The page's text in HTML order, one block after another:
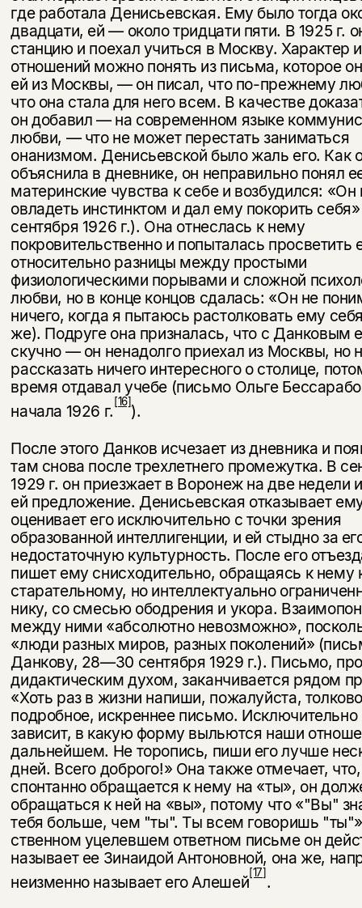
где работала Денисьевская. Ему было тогда
двадцати, ей — около тридцати пяти. В 1925 г.
станцию и по­ехал учиться в Москву. Характер
отношений можно понять из письма, которое
ей из Москвы, — он писал, что по-прежнему
что она стала для него всем. В качестве
он добавил — на современном языке
любви, — что не может перестать заниматься
онанизмом. Денисьевской было жаль его. Как
объяснила в дневнике, он неправильно понял
материнские чувства к себе и возбудился:
овладеть инстинктом и дал ему покорить
сентября 1926 г.). Она отнеслась к нему
покровительственно и попыталась просветить
относительно разницы между простыми
физиологическими порывами и сложной
любви, но в конце концов сдалась: «Он не
ничего, когда я пытаюсь растолковать ему
же). Подруге она призналась, что с Данковым
скучно — он ненадолго приехал из Москвы, но
рассказать ничего интересного о столице,
время отдавал учебе (письмо Ольге
начала 1926 г. [16]).
После этого Данков исчезает из дневника и
там снова после трех­летнего промежутка. В
1929 г. он приезжает в Воронеж на две недели
ей предложение. Денисьевская отказывает
оценивает его исключительно с точки зрения
образованной интеллигенции, и ей стыдно за
недостаточную культурность. После его
пишет ему снисходительно, обращаясь к нему
старательному, но интеллектуально
нику, со смесью ободрения и укора.
между ними «абсолютно невозможно»,
«люди разных миров, разных поколений»
Данкову, 28—30 сентября 1929 г.). Письмо,
дидактическим ду­хом, заканчивается рядом
«Хоть раз в жизни напиши, пожалуйста,
подробное, искреннее письмо. Исключительно
зависит, в ка­кую форму выльются наши
дальнейшем. Не торопись, пиши его лучше
дней. Всего доброго!» Она также отмечает,
спон­танно обращается к нему на «ты», он
обращаться к ней на «вы», потому что «"Вы"
тебя больше, чем "ты". Ты всем говоришь
ственном уцелевшем ответном письме он
называет ее Зинаидой Антоновной, она же,
неизменно называет его Алешей[17].